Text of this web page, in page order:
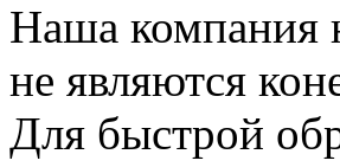
Наша компания
не являются
Для быстрой